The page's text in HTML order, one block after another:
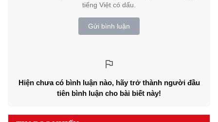
tiếng Việt có dấu.
Gửi bình luận
Hiện chưa có bình luận nào, hãy trở thành người đầu
tiên bình luận cho bài biết này!